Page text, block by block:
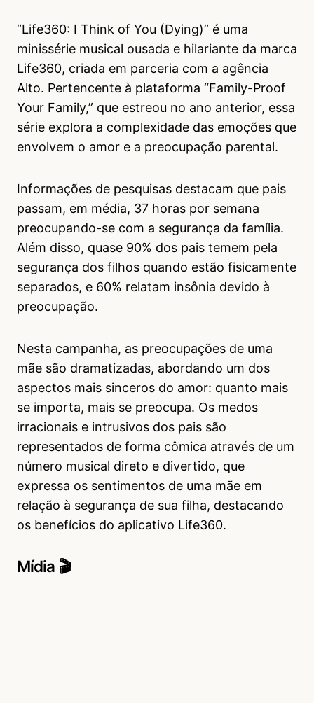
“Life360: I Think of You (Dying)” é uma
minissérie musical ousada e hilariante da marca
Life360, criada em parceria com a agência
Alto. Pertencente à plataforma “Family-Proof
Your Family,” que estreou no ano anterior, essa
série explora a complexidade das emoções que
envolvem o amor e a preocupação parental.
Informações de pesquisas destacam que pais
passam, em média, 37 horas por semana
preocupando-se com a segurança da família.
Além disso, quase 90% dos pais temem pela
segurança dos filhos quando estão fisicamente
separados, e 60% relatam insônia devido à
preocupação.
Nesta campanha, as preocupações de uma
mãe são dramatizadas, abordando um dos
aspectos mais sinceros do amor: quanto mais
se importa, mais se preocupa. Os medos
irracionais e intrusivos dos pais são
representados de forma cômica através de um
número musical direto e divertido, que
expressa os sentimentos de uma mãe em
relação à segurança de sua filha, destacando
os benefícios do aplicativo Life360.
Mídia 🎬